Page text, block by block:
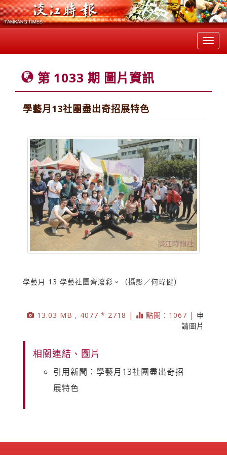
第 1033 期 圖片資訊
學藝月13社團盡出奇招展特色
學藝月 13 學藝社團齊潑彩。（攝影／何瑋健）
13.03 MB , 4077 * 2718 | 點閱：1067 | 申
請圖片
相關連結、圖片
引用新聞：學藝月13社團盡出奇招
展特色